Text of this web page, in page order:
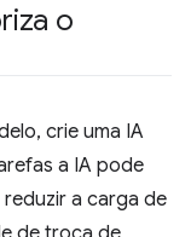
o
crie uma IA
a IA pode
a carga de